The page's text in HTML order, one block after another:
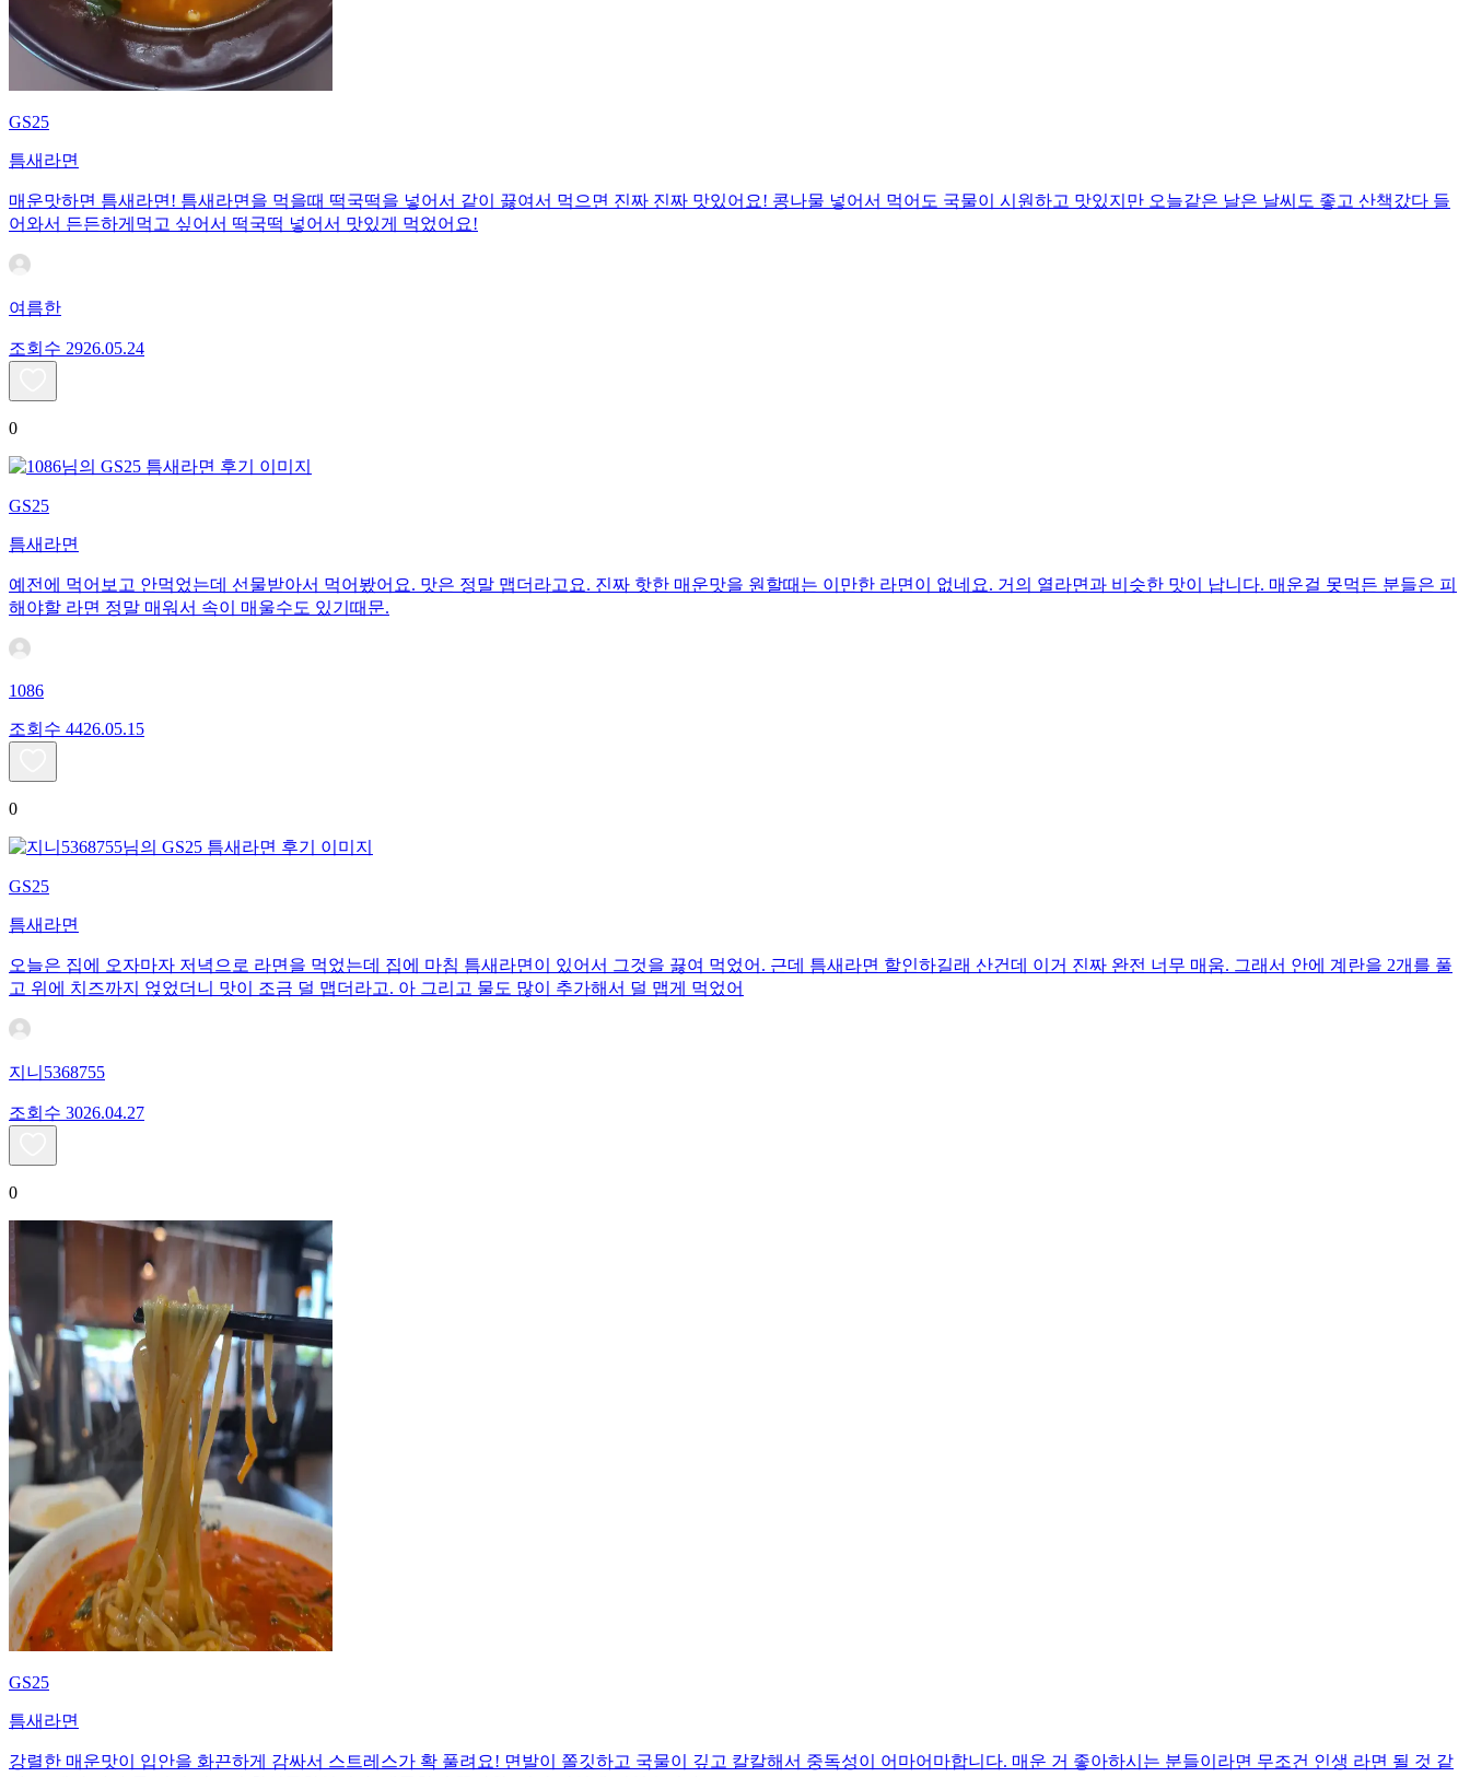
GS25
틈새라면
매운맛하면 틈새라면! 틈새라면을 먹을때 떡국떡을 넣어서 같이 끓여서 먹으면 진짜 진짜 맛있어요! 콩나물 넣어서 먹어도 국물이 시원하고 맛있지만 오늘같은 날은 날씨도 좋고 산책갔다 들
어와서 든든하게먹고 싶어서 떡국떡 넣어서 맛있게 먹었어요!
여름한
조회수 2926.05.24
0
GS25
틈새라면
예전에 먹어보고 안먹었는데 선물받아서 먹어봤어요. 맛은 정말 맵더라고요. 진짜 핫한 매운맛을 원할때는 이만한 라면이 없네요. 거의 열라면과 비슷한 맛이 납니다. 매운걸 못먹든 분들은 피
해야할 라면 정말 매워서 속이 매울수도 있기때문.
1086
조회수 4426.05.15
0
GS25
틈새라면
오늘은 집에 오자마자 저녁으로 라면을 먹었는데 집에 마침 틈새라면이 있어서 그것을 끓여 먹었어. 근데 틈새라면 할인하길래 산건데 이거 진짜 완전 너무 매움. 그래서 안에 계란을 2개를 풀
고 위에 치즈까지 얹었더니 맛이 조금 덜 맵더라고. 아 그리고 물도 많이 추가해서 덜 맵게 먹었어
지니5368755
조회수 3026.04.27
0
GS25
틈새라면
강렬한 매운맛이 입안을 화끈하게 감싸서 스트레스가 확 풀려요! 면발이 쫄깃하고 국물이 깊고 칼칼해서 중독성이 어마어마합니다. 매운 거 좋아하시는 분들이라면 무조건 인생 라면 될 것 같